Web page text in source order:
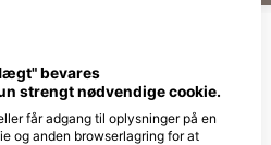
dette
bevares
strengt nødvendige cookie.
får adgang til oplysninger på en
og anden browserlagring for at